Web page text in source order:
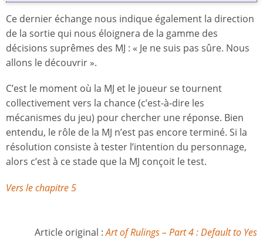
Ce dernier échange nous indique également la direction
de la sortie qui nous éloignera de la gamme des
décisions suprêmes des MJ : « Je ne suis pas sûre. Nous
allons le découvrir ».
C’est le moment où la MJ et le joueur se tournent
collectivement vers la chance (c’est-à-dire les
mécanismes du jeu) pour chercher une réponse. Bien
entendu, le rôle de la MJ n’est pas encore terminé. Si la
résolution consiste à tester l’intention du personnage,
alors c’est à ce stade que la MJ conçoit le test.
Vers le chapitre 5
Article original :Art of Rulings – Part 4 : Default to Yes